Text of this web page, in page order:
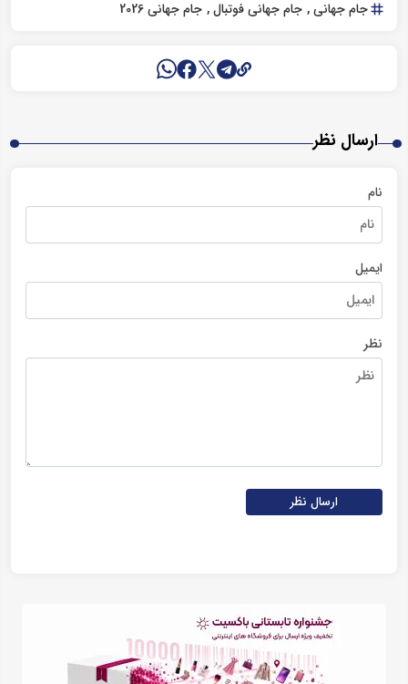
جام جهانی جام جهانی فوتبال جام جهانی 2026
ارسال نظر
نام
ایمیل
نظر
ارسال نظر